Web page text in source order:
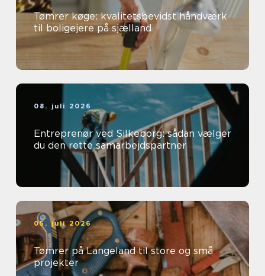
Tømrer køge: kvalitetsbevidst håndværk
til boligejere på sjælland
08. juli 2026
Entreprenør ved Silkeborg: sådan vælger
du den rette samarbejdspartner
05. juli 2026
Tømrer på Langeland til store og små
projekter